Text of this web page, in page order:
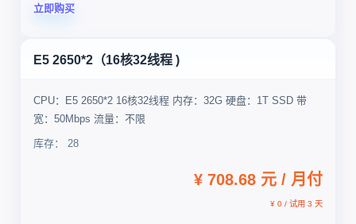
立即购买
E5 2650*2（16核32线程 )
CPU：E5 2650*2 16核32线程 内存：32G 硬盘：1T SSD 带
宽：50Mbps 流量：不限
库存： 28
¥ 708.68 元 / 月付
¥ 0 / 试用 3 天